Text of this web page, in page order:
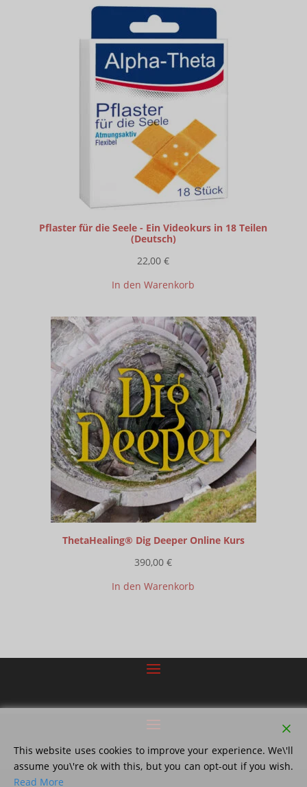
Pflaster für die Seele - Ein Videokurs in 18 Teilen
(Deutsch)
22,00€
In den Warenkorb
ThetaHealing® Dig Deeper Online Kurs
390,00€
In den Warenkorb
This website uses cookies to improve your experience. We\'ll
assume you\'re ok with this, but you can opt-out if you wish.
Read More